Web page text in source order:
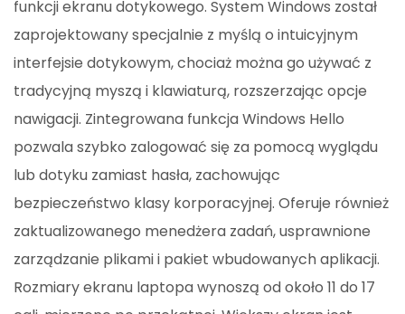
funkcji ekranu dotykowego. System Windows został
zaprojektowany specjalnie z myślą o intuicyjnym
interfejsie dotykowym, chociaż można go używać z
tradycyjną myszą i klawiaturą, rozszerzając opcje
nawigacji. Zintegrowana funkcja Windows Hello
pozwala szybko zalogować się za pomocą wyglądu
lub dotyku zamiast hasła, zachowując
bezpieczeństwo klasy korporacyjnej. Oferuje również
zaktualizowanego menedżera zadań, usprawnione
zarządzanie plikami i pakiet wbudowanych aplikacji.
Rozmiary ekranu laptopa wynoszą od około 11 do 17